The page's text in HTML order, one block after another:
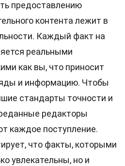
предоставлению
контента лежит в
Каждый факт на
реальными
как вы, что приносит
и информацию. Чтобы
стандарты точности и
редакторы
каждое поступление.
что факты, которыми
увлекательны, но и